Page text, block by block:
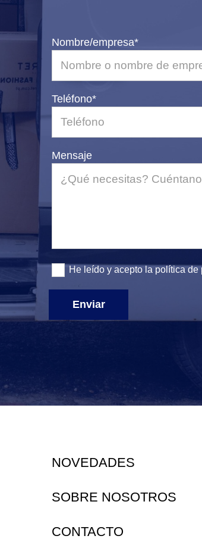
Nombre/empresa*
Teléfono*
Mensaje
He leído y acepto lapolítica de
Enviar
NOVEDADES
SOBRE NOSOTROS
CONTACTO